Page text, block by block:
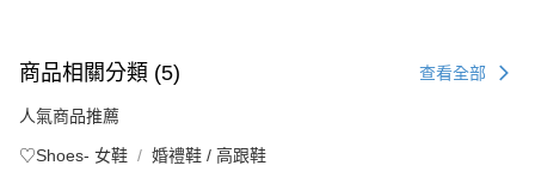
商品相關分類 (5) 查看全部
人氣商品推薦
♡Shoes- 女鞋 婚禮鞋 / 高跟鞋